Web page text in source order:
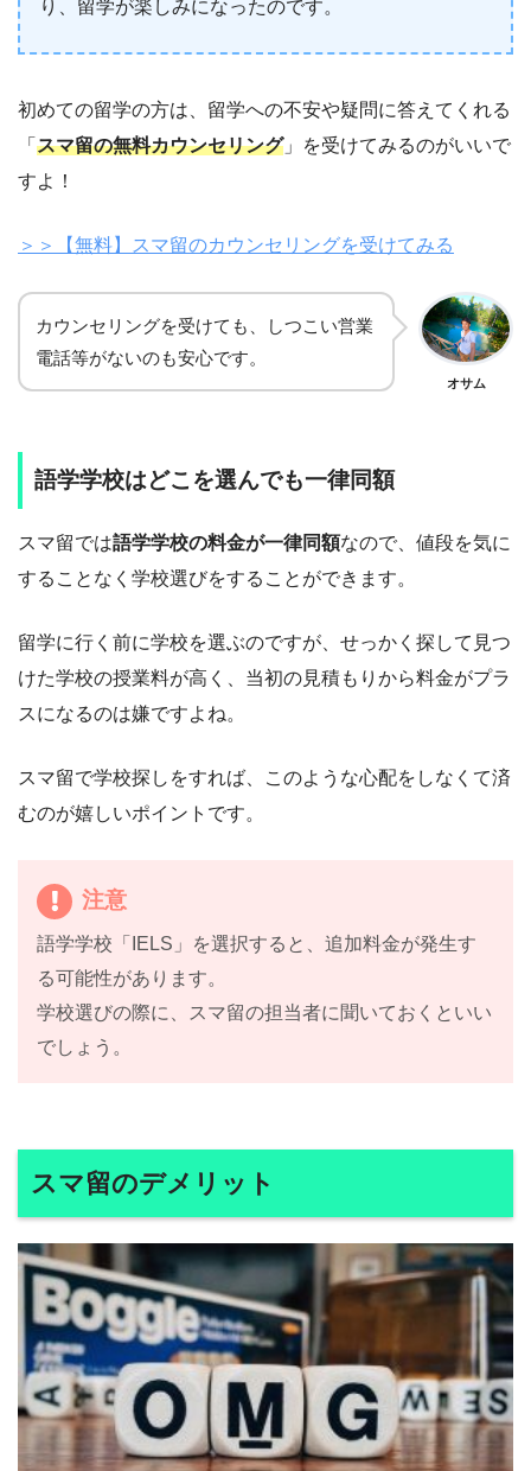
り、留学が楽しみになったのです。
初めての留学の方は、留学への不安や疑問に答えてくれる
「 スマ留の無料カウンセリング」を受けてみるのがいいで
すよ！
＞＞【無料】スマ留のカウンセリングを受けてみる
カウンセリングを受けても、しつこい営業
電話等がないのも安心です。
オサム
語学学校はどこを選んでも一律同額
スマ留では語学学校の料金が一律同額なので、値段を気に
することなく学校選びをすることができます。
留学に行く前に学校を選ぶのですが、せっかく探して見つ
けた学校の授業料が高く、当初の見積もりから料金がプラ
スになるのは嫌ですよね。
スマ留で学校探しをすれば、このような心配をしなくて済
むのが嬉しいポイントです。
注意
語学学校「IELS」を選択すると、追加料金が発生す
る可能性があります。
学校選びの際に、スマ留の担当者に聞いておくといい
でしょう。
スマ留のデメリット